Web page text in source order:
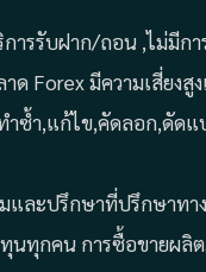
การรับฝาก/ถอน ,ไม่มี
Forex มีความเสี่ยง
ำซ้ำ,แก้ไข,คัดลอก,ดัดแ
และปรึกษาที่ปรึกษาท
ทุนทุกคน การซื้อขาย